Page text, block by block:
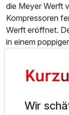
Ausstattung
Für 4 Tage
die Meyer Werft
Kompressoren
Werft eröffnet.
in einem
Foyer und das
Wir